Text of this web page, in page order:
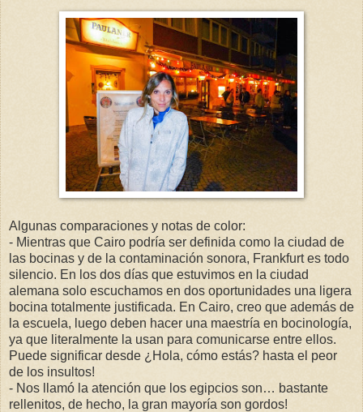
Algunas comparaciones y notas de color:
- Mientras que Cairo podría ser definida como la ciudad de
las bocinas y de la contaminación sonora, Frankfurt es todo
silencio. En los dos días que estuvimos en la ciudad
alemana solo escuchamos en dos oportunidades una ligera
bocina totalmente justificada. En Cairo, creo que además de
la escuela, luego deben hacer una maestría en bocinología,
ya que literalmente la usan para comunicarse entre ellos.
Puede significar desde ¿Hola, cómo estás? hasta el peor
de los insultos!
- Nos llamó la atención que los egipcios son… bastante
rellenitos, de hecho, la gran mayoría son gordos!